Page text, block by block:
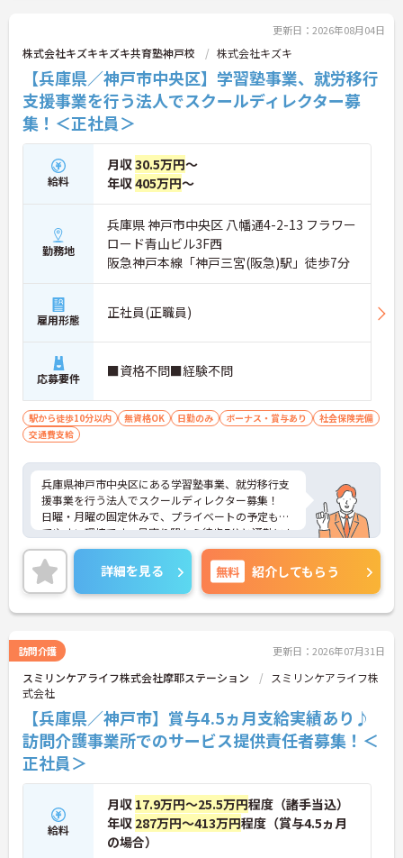
更新日：2026年08月04日
株式会社キズキキズキ共育塾神戸校 株式会社キズキ
【兵庫県／神戸市中央区】学習塾事業、就労移行
支援事業を行う法人でスクールディレクター募
集！＜正社員＞
給料
月収30.5万円～
年収405万円～
勤務地
兵庫県 神戸市中央区 八幡通4-2-13 フラワー
ロード青山ビル3F西
阪急神戸本線「神戸三宮(阪急)駅」徒歩7分
雇用形態 正社員(正職員)
応募要件 ■資格不問■経験不問
駅から徒歩10分以内 無資格OK 日勤のみ ボーナス・賞与あり
社会保険完備
交通費支給
兵庫県神戸市中央区にある学習塾事業、就労移行支
援事業を行う法人でスクールディレクター募集！
日曜・月曜の固定休みで、プライベートの予定も立
てやすい環境です。最寄り駅から徒歩7分と通勤にも
便利！
ご興味のある方には、面接対策ポイントなど、さら
に詳細をご案内しますのでお気軽にご相談くださ
い！
詳細を見る 無料 紹介してもらう
訪問介護 更新日：2026年07月31日
スミリンケアライフ株式会社摩耶ステーション
スミリンケアライフ株
式会社
【兵庫県／神戸市】賞与4.5ヵ月支給実績あり♪
訪問介護事業所でのサービス提供責任者募集！＜
正社員＞
給料
月収 17.9万円～25.5万円程度（諸手当込）
年収 287万円～413万円程度（賞与4.5ヵ月
の場合）